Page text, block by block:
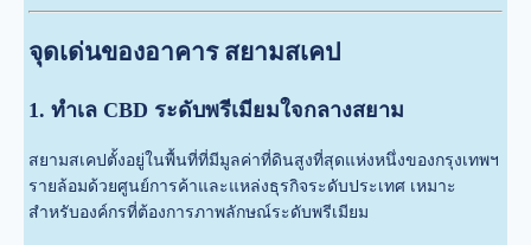
จุดเด่นของอาคาร สยามสเคป
1. ทำเล CBD ระดับพรีเมียมใจกลางสยาม
สยามสเคปตั้งอยู่ในพื้นที่ที่มีมูลค่าที่ดินสูงที่สุดแห่งหนึ่งของกรุงเทพฯ
รายล้อมด้วยศูนย์การค้าและแหล่งธุรกิจระดับประเทศ เหมาะ
สำหรับองค์กรที่ต้องการภาพลักษณ์ระดับพรีเมียม